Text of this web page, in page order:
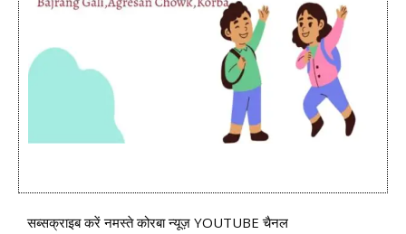
सब्सक्राइब करें नमस्ते कोरबा न्यूज़ YOUTUBE चैनल